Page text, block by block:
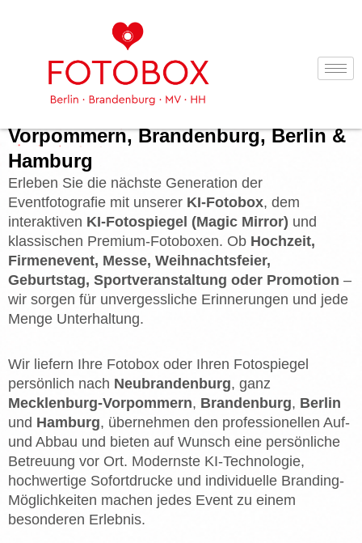
KI-Fotobox & Fotospiegel mieten in
Neubrandenburg, Mecklenburg-
Vorpommern, Brandenburg, Berlin &
Hamburg
Erleben Sie die nächste Generation der
Eventfotografie mit unserer KI-Fotobox, dem
interaktiven KI-Fotospiegel (Magic Mirror) und
klassischen Premium-Fotoboxen. Ob Hochzeit,
Firmenevent, Messe, Weihnachtsfeier,
Geburtstag, Sportveranstaltung oder Promotion –
wir sorgen für unvergessliche Erinnerungen und jede
Menge Unterhaltung.
Wir liefern Ihre Fotobox oder Ihren Fotospiegel
persönlich nach Neubrandenburg, ganz
Mecklenburg-Vorpommern, Brandenburg, Berlin
und Hamburg, übernehmen den professionellen Auf-
und Abbau und bieten auf Wunsch eine persönliche
Betreuung vor Ort. Modernste KI-Technologie,
hochwertige Sofortdrucke und individuelle Branding-
Möglichkeiten machen jedes Event zu einem
besonderen Erlebnis.